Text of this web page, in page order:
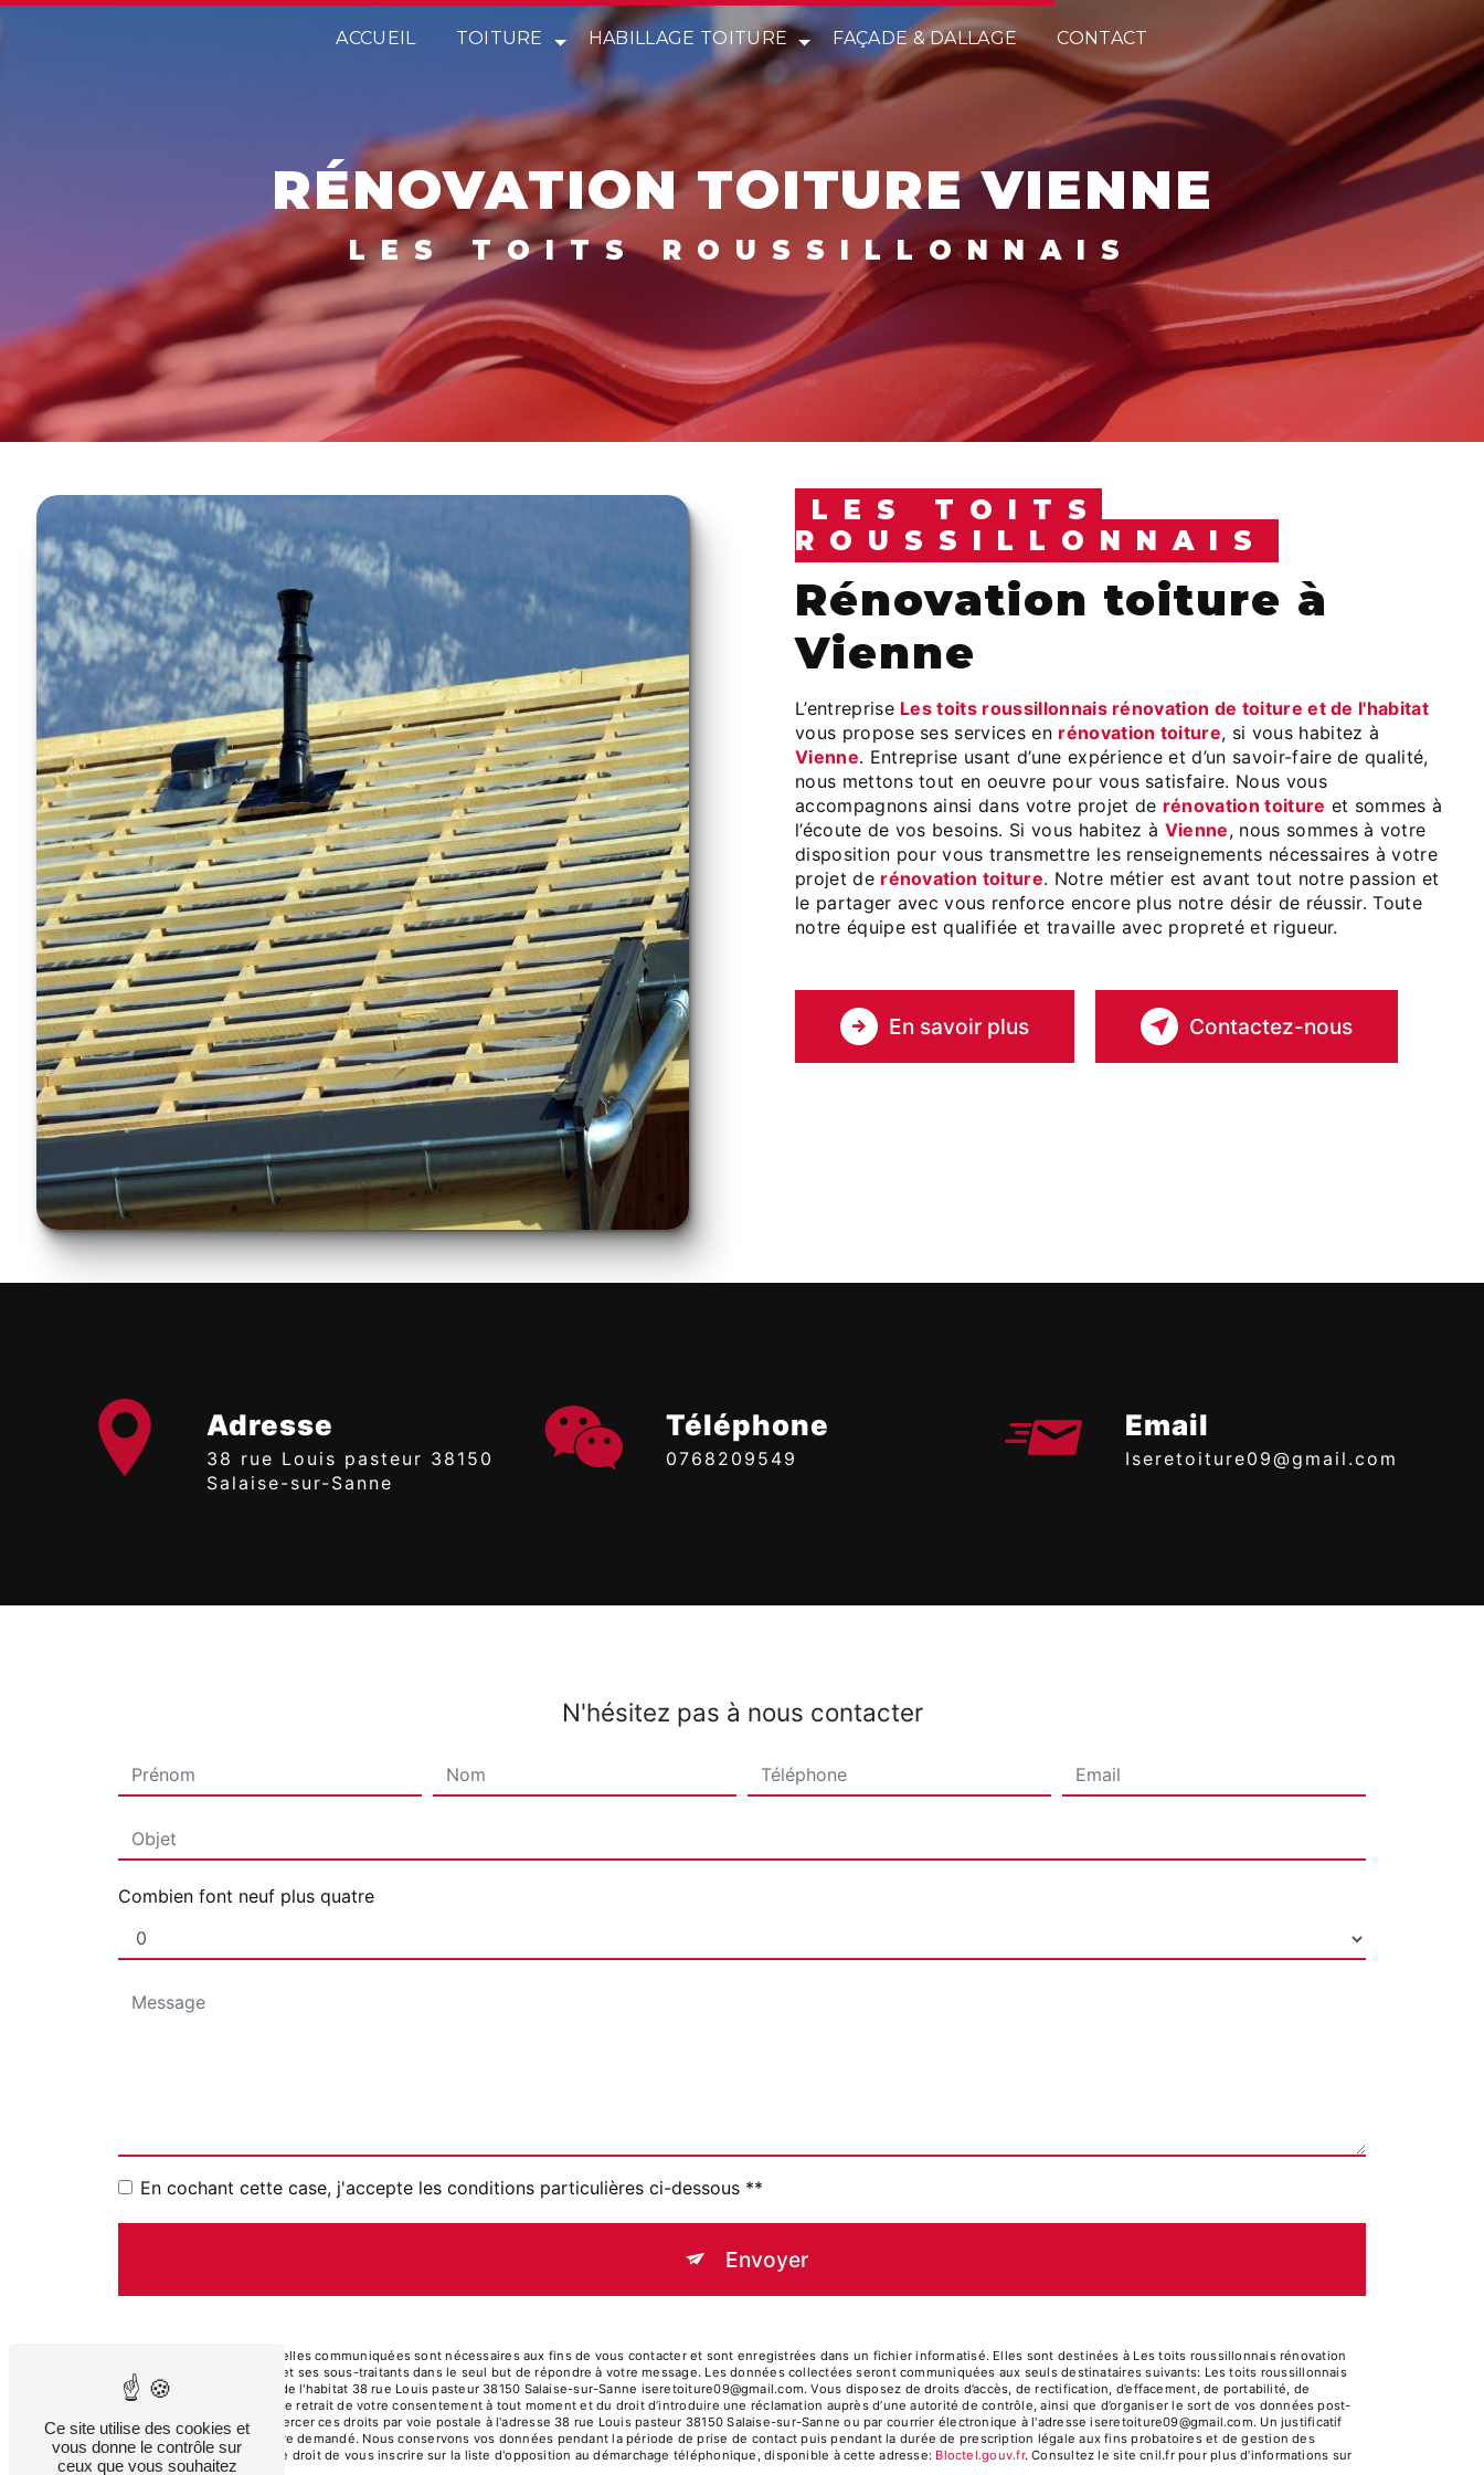
ACCUEIL TOITURE HABILLAGE TOITURE FAÇADE & DALLAGE CONTACT
RÉNOVATION TOITURE VIENNE
LES TOITS ROUSSILLONNAIS
LES TOITS
ROUSSILLONNAIS
rénovation toiture à
Vienne
L’entreprise Les toits roussillonnais rénovation de toiture et de l'habitat
vous propose ses services en rénovation toiture, si vous habitez à
Vienne. Entreprise usant d’une expérience et d’un savoir-faire de qualité,
nous mettons tout en oeuvre pour vous satisfaire. Nous vous
accompagnons ainsi dans votre projet de rénovation toiture et sommes à
l’écoute de vos besoins. Si vous habitez à Vienne, nous sommes à votre
disposition pour vous transmettre les renseignements nécessaires à votre
projet de rénovation toiture. Notre métier est avant tout notre passion et
le partager avec vous renforce encore plus notre désir de réussir. Toute
notre équipe est qualifiée et travaille avec propreté et rigueur.
En savoir plus Contactez-nous
Adresse
38 rue Louis pasteur 38150
Salaise-sur-Sanne
Téléphone
0768209549
Email
iseretoiture09@gmail.com
N'hésitez pas à nous contacter
Combien font neuf plus quatre
En cochant cette case, j'accepte les conditions particulières ci-dessous **
Envoyer
** Les données personnelles communiquées sont nécessaires aux fins de vous contacter et sont enregistrées dans un fichier informatisé. Elles sont destinées à Les toits roussillonnais rénovation
de toiture et de l'habitat et ses sous-traitants dans le seul but de répondre à votre message. Les données collectées seront communiquées aux seuls destinataires suivants: Les toits roussillonnais
rénovation de toiture et de l'habitat 38 rue Louis pasteur 38150 Salaise-sur-Sanne iseretoiture09@gmail.com. Vous disposez de droits d’accès, de rectification, d’effacement, de portabilité, de
limitation, d’opposition, de retrait de votre consentement à tout moment et du droit d’introduire une réclamation auprès d’une autorité de contrôle, ainsi que d’organiser le sort de vos données post-
mortem. Vous pouvez exercer ces droits par voie postale à l'adresse 38 rue Louis pasteur 38150 Salaise-sur-Sanne ou par courrier électronique à l'adresse iseretoiture09@gmail.com. Un justificatif
d'identité pourra vous être demandé. Nous conservons vos données pendant la période de prise de contact puis pendant la durée de prescription légale aux fins probatoires et de gestion des
contentieux. Vous avez le droit de vous inscrire sur la liste d'opposition au démarchage téléphonique, disponible à cette adresse:
Bloctel.gouv.fr. Consultez le site cnil.fr pour plus d’informations sur
Ce site utilise des cookies et
vous donne le contrôle sur
ceux que vous souhaitez